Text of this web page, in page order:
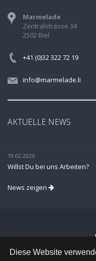
Diese Website
Marmelade
Zentralstrasse 34
2502 Biel
+41 (0)32 322 72 19
info@marmelade.li
AKTUELLE NEWS
19.02.2026
Willst Du bei uns Arbeiten?
News zeigen